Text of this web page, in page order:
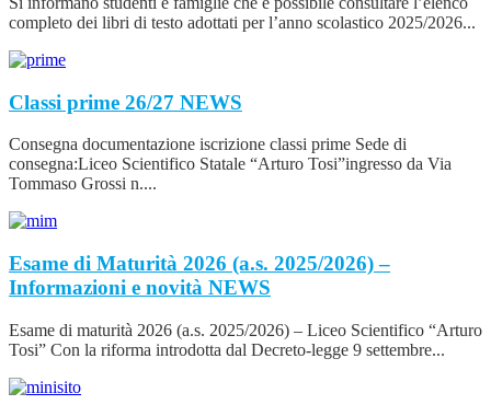
completo dei libri di testo adottati per l’anno scolastico 2025/2026...
Classi prime 26/27 NEWS
Consegna documentazione iscrizione classi prime Sede di
consegna:Liceo Scientifico Statale “Arturo Tosi”ingresso da Via
Tommaso Grossi n....
Esame di Maturità 2026 (a.s. 2025/2026) –
Informazioni e novità NEWS
Esame di maturità 2026 (a.s. 2025/2026) – Liceo Scientifico “Arturo
Tosi” Con la riforma introdotta dal Decreto-legge 9 settembre...